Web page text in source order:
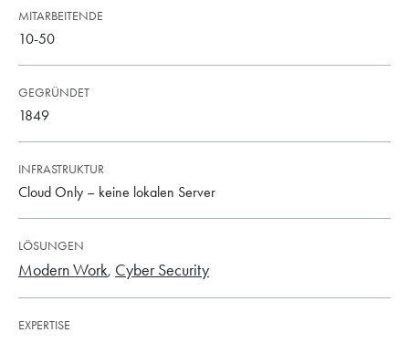
MITARBEITENDE
10-50
GEGRÜNDET
1849
INFRASTRUKTUR
Cloud Only – keine lokalen Server
LÖSUNGEN
Modern Work Cyber Security
EXPERTISE